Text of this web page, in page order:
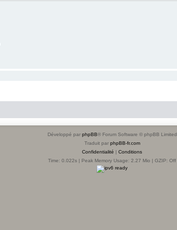
Développé par phpBB® Forum Software © phpBB Limited
Traduit par phpBB-fr.com
Confidentialité | Conditions
Time: 0.022s | Peak Memory Usage: 2.27 Mio | GZIP: Off